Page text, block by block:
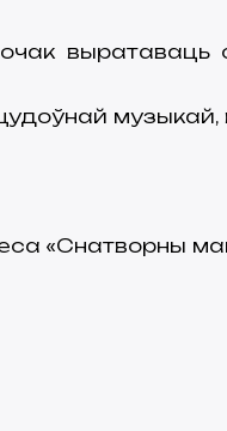
выратаваць
музыкай,
«Снатворны